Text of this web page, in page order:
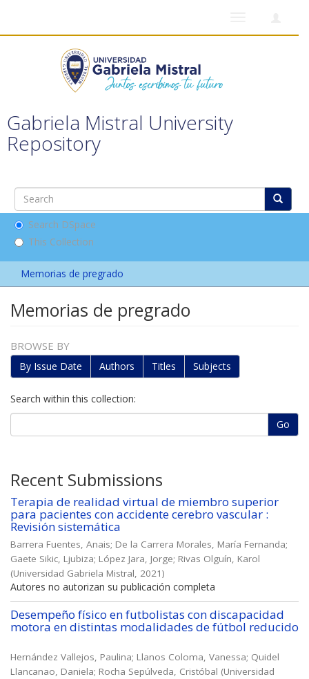
Gabriela Mistral University
Repository
Search DSpace
This Collection
Memorias de pregrado
Memorias de pregrado
BROWSE BY
By Issue Date Authors Titles Subjects
Search within this collection:
Go
Recent Submissions
Terapia de realidad virtual de miembro superior
para pacientes con accidente cerebro vascular :
Revisión sistemática
Barrera Fuentes, Anais; De la Carrera Morales, María Fernanda;
Gaete Sikic, Ljubiza; López Jara, Jorge; Rivas Olguín, Karol
(Universidad Gabriela Mistral, 2021)
Autores no autorizan su publicación completa
Desempeño físico en futbolistas con discapacidad
motora en distintas modalidades de fútbol reducido
Hernández Vallejos, Paulina; Llanos Coloma, Vanessa; Quidel
Llancanao, Daniela; Rocha Sepúlveda, Cristóbal (Universidad